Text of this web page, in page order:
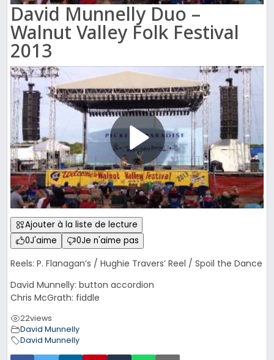
David Munnelly Duo –
Walnut Valley Folk Festival
2013
Ajouter à la liste de lecture
0J'aime 0Je n'aime pas
Reels: P. Flanagan’s / Hughie Travers’ Reel / Spoil the Dance
David Munnelly: button accordion
Chris McGrath: fiddle
22views
David Munnelly
David Munnelly